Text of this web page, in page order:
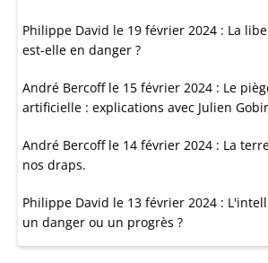
Philippe David le 19 février 2024 : La
est-elle en danger ?
André Bercoff le 15 février 2024 : Le
artificielle : explications avec Julien
André Bercoff le 14 février 2024 : La
nos draps.
Philippe David le 13 février 2024 :
un danger ou un progrès ?